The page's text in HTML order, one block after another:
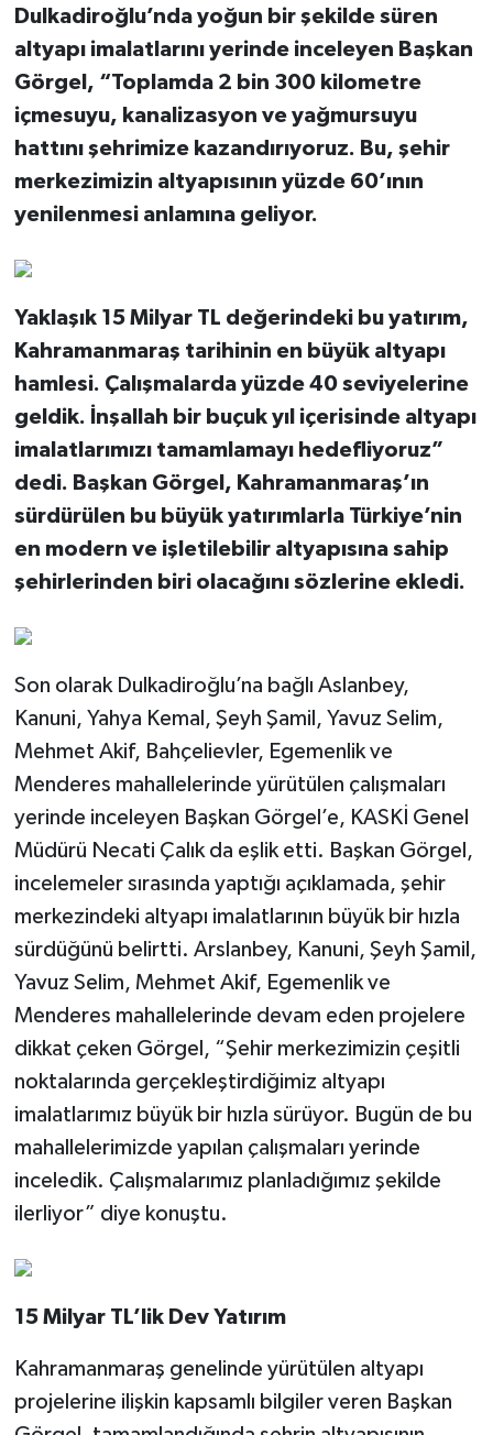
Dulkadiroğlu’nda yoğun bir şekilde süren
altyapı imalatlarını yerinde inceleyen Başkan
Görgel, “Toplamda 2 bin 300 kilometre
içmesuyu, kanalizasyon ve yağmursuyu
hattını şehrimize kazandırıyoruz. Bu, şehir
merkezimizin altyapısının yüzde 60’ının
yenilenmesi anlamına geliyor.
Yaklaşık 15 Milyar TL değerindeki bu yatırım,
Kahramanmaraş tarihinin en büyük altyapı
hamlesi. Çalışmalarda yüzde 40 seviyelerine
geldik. İnşallah bir buçuk yıl içerisinde altyapı
imalatlarımızı tamamlamayı hedefliyoruz”
dedi. Başkan Görgel, Kahramanmaraş’ın
sürdürülen bu büyük yatırımlarla Türkiye’nin
en modern ve işletilebilir altyapısına sahip
şehirlerinden biri olacağını sözlerine ekledi.
Son olarak Dulkadiroğlu’na bağlı Aslanbey,
Kanuni, Yahya Kemal, Şeyh Şamil, Yavuz Selim,
Mehmet Akif, Bahçelievler, Egemenlik ve
Menderes mahallelerinde yürütülen çalışmaları
yerinde inceleyen Başkan Görgel’e, KASKİ Genel
Müdürü Necati Çalık da eşlik etti. Başkan Görgel,
incelemeler sırasında yaptığı açıklamada, şehir
merkezindeki altyapı imalatlarının büyük bir hızla
sürdüğünü belirtti. Arslanbey, Kanuni, Şeyh Şamil,
Yavuz Selim, Mehmet Akif, Egemenlik ve
Menderes mahallelerinde devam eden projelere
dikkat çeken Görgel, “Şehir merkezimizin çeşitli
noktalarında gerçekleştirdiğimiz altyapı
imalatlarımız büyük bir hızla sürüyor. Bugün de bu
mahallelerimizde yapılan çalışmaları yerinde
inceledik. Çalışmalarımız planladığımız şekilde
ilerliyor” diye konuştu.
15 Milyar TL’lik Dev Yatırım
Kahramanmaraş genelinde yürütülen altyapı
projelerine ilişkin kapsamlı bilgiler veren Başkan